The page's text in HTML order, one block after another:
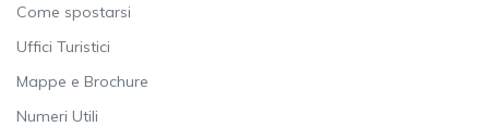
Come spostarsi
Uffici Turistici
Mappe e Brochure
Numeri Utili